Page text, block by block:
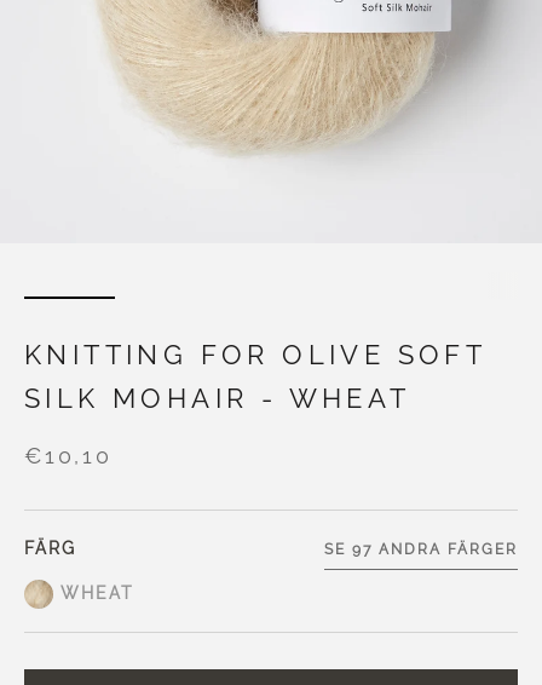
KNITTING FOR OLIVE SOFT
SILK MOHAIR - WHEAT
€10,10
FÄRG
WHEAT
SE 97 ANDRA FÄRGER